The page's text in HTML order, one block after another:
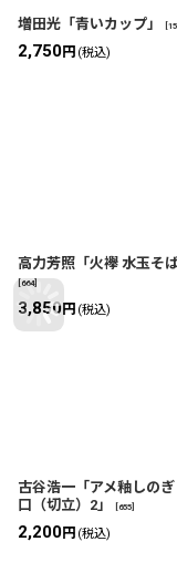
増田光「青いカップ」
2,750円 (税込)
高力芳照「火襷 水玉そば
[664]
3,850円 (税込)
古谷浩一「アメ釉しの
口（切立）2」
655
2,200円 (税込)